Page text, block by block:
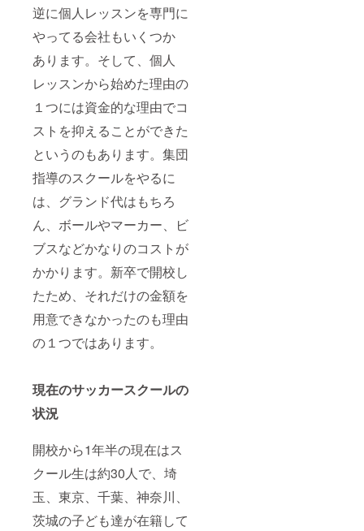
逆に個人レッスンを専門に
やってる会社もいくつか
あります。そして、個人
レッスンから始めた理由の
１つには資金的な理由でコ
ストを抑えることができた
というのもあります。集団
指導のスクールをやるに
は、グランド代はもちろ
ん、ボールやマーカー、ビ
ブスなどかなりのコストが
かかります。新卒で開校し
たため、それだけの金額を
用意できなかったのも理由
の１つではあります。
現在のサッカースクールの
状況
開校から1年半の現在はス
クール生は約30人で、埼
玉、東京、千葉、神奈川、
茨城の子ども達が在籍して